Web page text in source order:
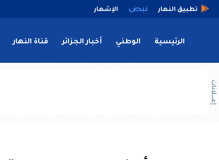
تطبيق النهار الإشهار
الرئيسية الوطني أخبار الجزائر قناة النهار
إعــــلانات